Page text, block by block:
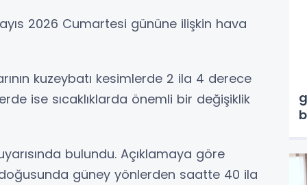
2026 Cumartesi gününe ilişkin hava
kuzeybatı kesimlerde 2 ila 4 derece
ise sıcaklıklarda önemli bir değişiklik
bulundu. Açıklamaya göre
güney yönlerden saatte 40 ila